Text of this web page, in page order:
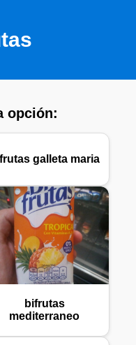
opción:
galleta maria
bifrutas
mediterraneo